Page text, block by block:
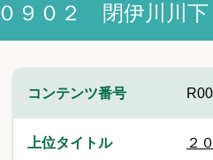
９０２ 閉伊川川下
コンテンツ番号
上位タイトル ２